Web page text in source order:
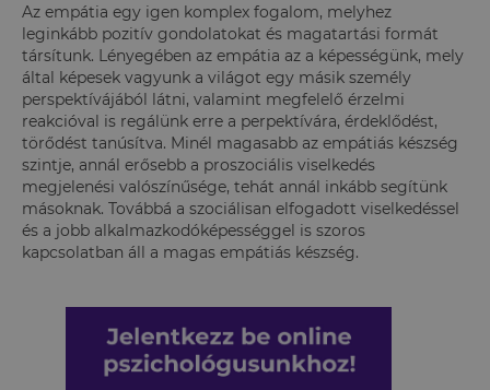
Az empátia egy igen komplex fogalom, melyhez
leginkább pozitív gondolatokat és magatartási formát
társítunk. Lényegében az empátia az a képességünk, mely
által képesek vagyunk a világot egy másik személy
perspektívájából látni, valamint megfelelő érzelmi
reakcióval is regálünk erre a perpektívára, érdeklődést,
törődést tanúsítva. Minél magasabb az empátiás készség
szintje, annál erősebb a proszociális viselkedés
megjelenési valószínűsége, tehát annál inkább segítünk
másoknak. Továbbá a szociálisan elfogadott viselkedéssel
és a jobb alkalmazkodóképességgel is szoros
kapcsolatban áll a magas empátiás készség.